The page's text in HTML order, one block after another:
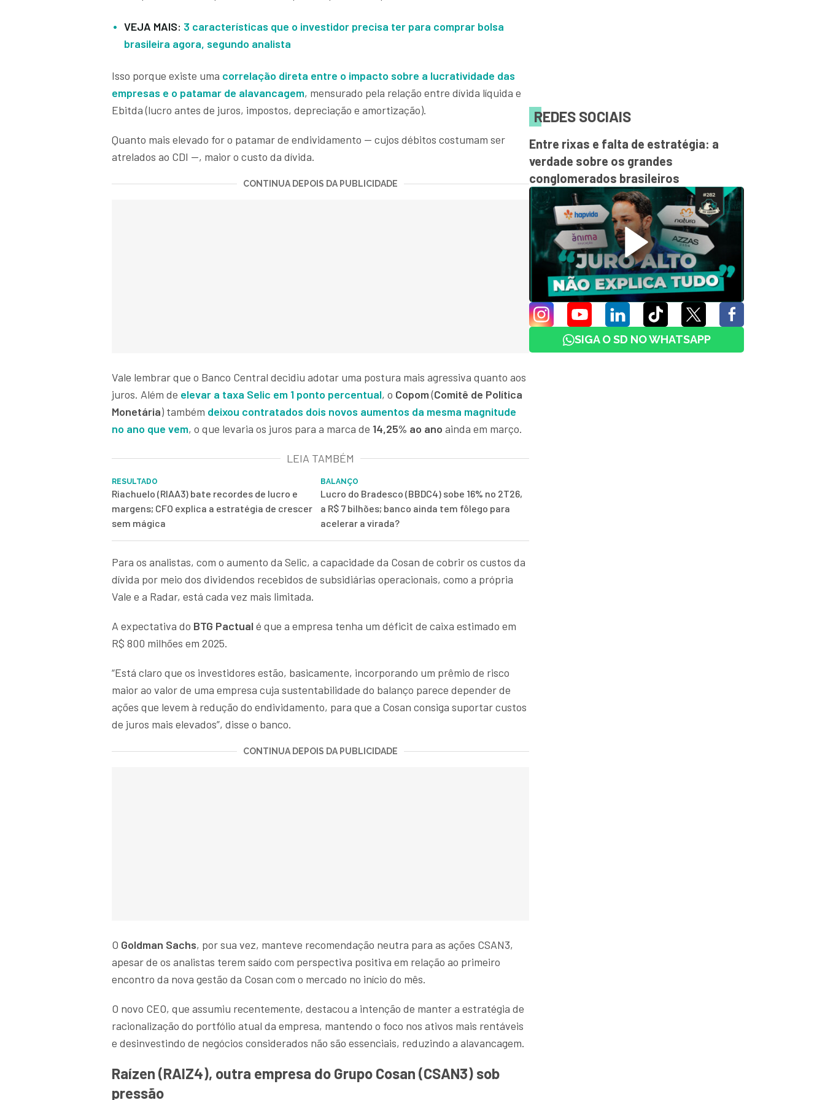
VEJA MAIS: 3 características que o investidor precisa ter para comprar bolsa
brasileira agora, segundo analista
Isso porque existe uma correlação direta entre o impacto sobre a lucratividade das
empresas e o patamar de alavancagem, mensurado pela relação entre dívida líquida e
Ebitda (lucro antes de juros, impostos, depreciação e amortização).
Quanto mais elevado for o patamar de endividamento — cujos débitos costumam ser
atrelados ao CDI —, maior o custo da dívida.
CONTINUA DEPOIS DA PUBLICIDADE
Vale lembrar que o Banco Central decidiu adotar uma postura mais agressiva quanto aos
juros. Além de elevar a taxa Selic em 1 ponto percentual, o Copom(Comitê de Política
Monetária) também deixou contratados dois novos aumentos da mesma magnitude
no ano que vem, o que levaria os juros para a marca de 14,25% ao ano ainda em março.
LEIA TAMBÉM
RESULTADO
Riachuelo (RIAA3) bate recordes de lucro e
margens; CFO explica a estratégia de crescer
sem mágica
BALANÇO
Lucro do Bradesco (BBDC4) sobe 16% no 2T26,
a R$ 7 bilhões; banco ainda tem fôlego para
acelerar a virada?
Para os analistas, com o aumento da Selic, a capacidade da Cosan de cobrir os custos da
dívida por meio dos dividendos recebidos de subsidiárias operacionais, como a própria
Vale e a Radar, está cada vez mais limitada.
A expectativa do BTG Pactual é que a empresa tenha um déficit de caixa estimado em
R$ 800 milhões em 2025.
“Está claro que os investidores estão, basicamente, incorporando um prêmio de risco
maior ao valor de uma empresa cuja sustentabilidade do balanço parece depender de
ações que levem à redução do endividamento, para que a Cosan consiga suportar custos
de juros mais elevados”, disse o banco.
CONTINUA DEPOIS DA PUBLICIDADE
O Goldman Sachs, por sua vez, manteve recomendação neutra para as ações CSAN3,
apesar de os analistas terem saído com perspectiva positiva em relação ao primeiro
encontro da nova gestão da Cosan com o mercado no início do mês.
O novo CEO, que assumiu recentemente, destacou a intenção de manter a estratégia de
racionalização do portfólio atual da empresa, mantendo o foco nos ativos mais rentáveis
e desinvestindo de negócios considerados não são essenciais, reduzindo a alavancagem.
Raízen (RAIZ4), outra empresa do Grupo Cosan (CSAN3) sob
pressão
REDES SOCIAIS
Entre rixas e falta de estratégia: a
verdade sobre os grandes
conglomerados brasileiros
SIGA O SD NO WHATSAPP